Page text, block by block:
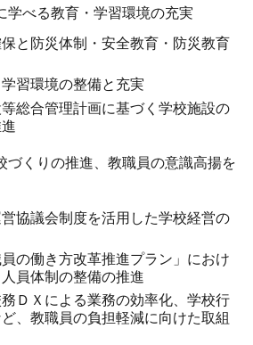
学べる教育・学習環境の充実
と防災体制・安全教育・防災教育
習環境の整備と充実
総合管理計画に基づく学校施設の
づくりの推進、教職員の意識高揚を
協議会制度を活用した学校経営の
員の働き方改革推進プラン」におけ
員体制の整備の推進
ＤＸによる業務の効率化、学校行
、教職員の負担軽減に向けた取組